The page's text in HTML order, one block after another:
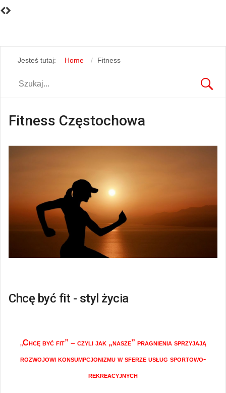
Jesteś tutaj: Home Fitness
Fitness Częstochowa
Chcę być fit - styl życia
„Chcę być fit” – czyli jak „nasze” pragnienia sprzyjają
rozwojowi konsumpcjonizmu w sferze usług sportowo-
rekreacyjnych